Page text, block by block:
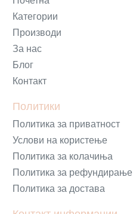
Категории
Производи
За нас
Блог
Контакт
Политики
Политика за приватност
Услови на користење
Политика за колачиња
Политика за рефундирање
Политика за достава